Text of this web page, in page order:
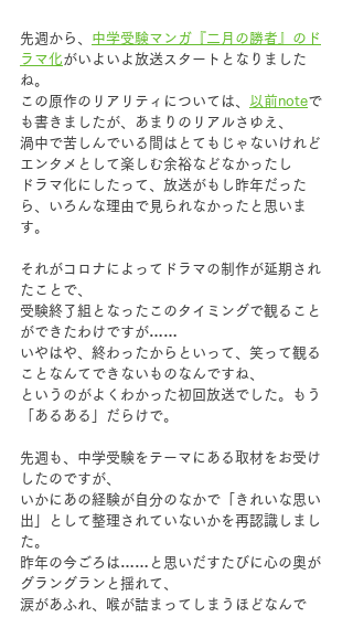
先週から、 中学受験マンガ『二月の勝者』のド
ラマ化がいよいよ放送スタートとなりました
ね。
この原作のリアリティについては、 以前noteで
も書きましたが、あまりのリアルさゆえ、
渦中で苦しんでいる間はとてもじゃないけれど
エンタメとして楽しむ余裕などなかったし
ドラマ化にしたって、放送がもし昨年だった
ら、いろんな理由で見られなかったと思いま
す。
それがコロナによってドラマの制作が延期され
たことで、
受験終了組となったこのタイミングで観ること
ができたわけですが……
いやはや、終わったからといって、笑って観る
ことなんてできないものなんですね、
というのがよくわかった初回放送でした。もう
「あるある」だらけで。
先週も、中学受験をテーマにある取材をお受け
したのですが、
いかにあの経験が自分のなかで「きれいな思い
出」として整理されていないかを再認識しまし
た。
昨年の今ごろは……と思いだすたびに心の奥が
グラングランと揺れて、
涙があふれ、喉が詰まってしまうほどなんで